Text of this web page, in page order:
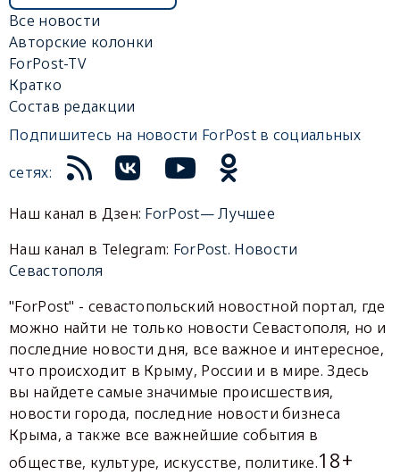
Все новости
Авторские колонки
ForPost-TV
Кратко
Состав редакции
Подпишитесь на новости ForPost в социальных
сетях:
Наш канал в Дзен: ForPost— Лучшее
Наш канал в Telegram: ForPost. Новости
Севастополя
"ForPost" - севастопольский новостной портал, где
можно найти не только новости Севастополя, но и
последние новости дня, все важное и интересное,
что происходит в Крыму, России и в мире. Здесь
вы найдете самые значимые происшествия,
новости города, последние новости бизнеса
Крыма, а также все важнейшие события в
обществе, культуре, искусстве, политике.18+